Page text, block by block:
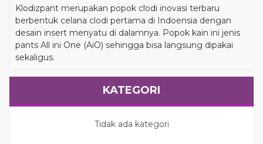
Klodizpant merupakan popok clodi inovasi terbaru
berbentuk celana clodi pertama di Indoensia dengan
desain insert menyatu di dalamnya. Popok kain ini jenis
pants All ini One (AiO) sehingga bisa langsung dipakai
sekaligus.
KATEGORI
Tidak ada kategori